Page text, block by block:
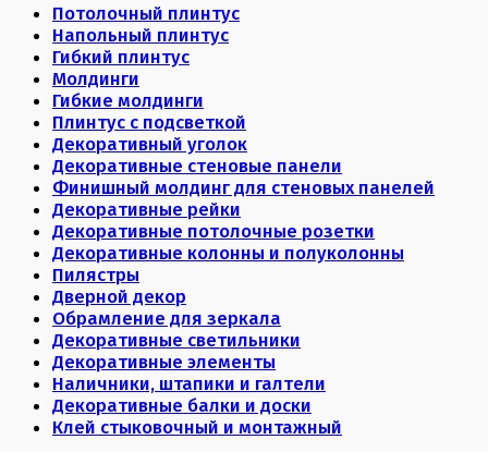
Потолочный плинтус
Напольный плинтус
Гибкий плинтус
Молдинги
Гибкие молдинги
Плинтус с подсветкой
Декоративный уголок
Декоративные стеновые панели
Финишный молдинг для стеновых панелей
Декоративные рейки
Декоративные потолочные розетки
Декоративные колонны и полуколонны
Пилястры
Дверной декор
Обрамление для зеркала
Декоративные светильники
Декоративные элементы
Наличники, штапики и галтели
Декоративные балки и доски
Клей стыковочный и монтажный